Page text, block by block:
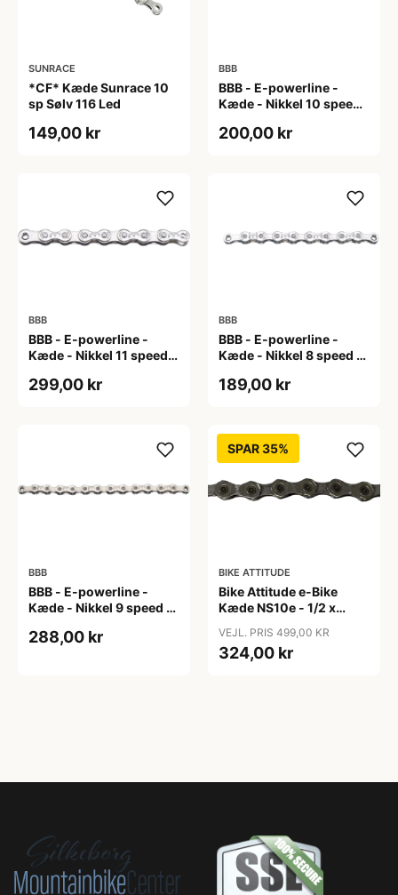
SUNRACE
*CF* Kæde Sunrace 10
sp Sølv 116 Led
149,00 kr
BBB
BBB - E-powerline -
Kæde - Nikkel 10 speed
200,00 kr
BBB
BBB - E-powerline -
Kæde - Nikkel 11 speed
299,00 kr
BBB
BBB - E-powerline -
Kæde - Nikkel 8 speed til
189,00 kr
BBB
BBB - E-powerline -
Kæde - Nikkel 9 speed til
288,00 kr
SPAR 35%
BIKE ATTITUDE
Bike Attitude e-Bike
Kæde NS10e - 1/2 x
136 led
VEJL. PRIS 499,00 KR
324,00 kr